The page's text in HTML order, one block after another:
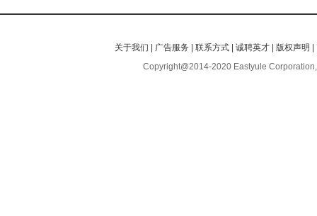
关于我们 广告服务 |联系方式 |诚聘英才 版权声明
Copyright@2014-2020 Eastyule